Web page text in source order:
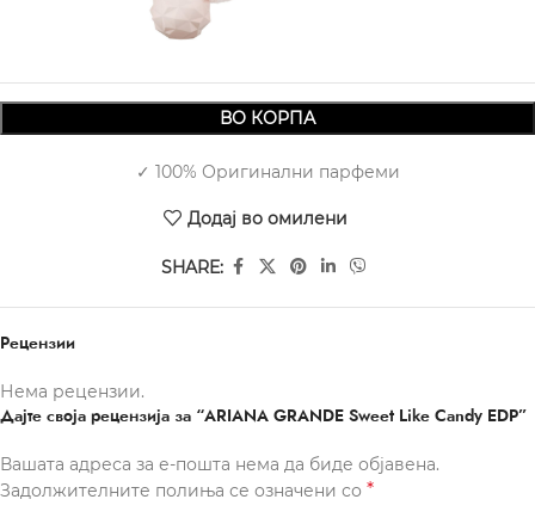
2.980,00
ВО КОРПА
✓ 100% Оригинални парфеми
Додај во омилени
SHARE:
Рецензии
Нема рецензии.
Дајте своја рецензија за “ARIANA GRANDE Sweet Like Candy EDP”
Вашата адреса за е-пошта нема да биде објавена.
Задолжителните полиња се означени со *